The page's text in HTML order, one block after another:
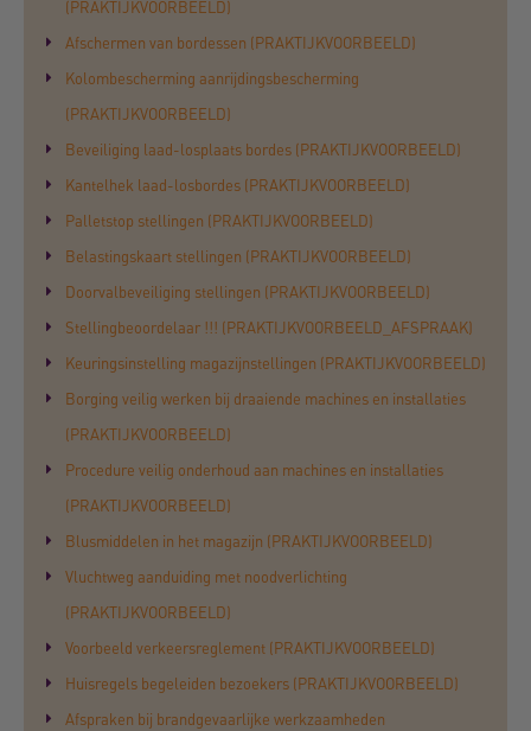
(PRAKTIJKVOORBEELD)
Afschermen van bordessen (PRAKTIJKVOORBEELD)
Kolombescherming aanrijdingsbescherming
(PRAKTIJKVOORBEELD)
Beveiliging laad-losplaats bordes (PRAKTIJKVOORBEELD)
Kantelhek laad-losbordes (PRAKTIJKVOORBEELD)
Palletstop stellingen (PRAKTIJKVOORBEELD)
Belastingskaart stellingen (PRAKTIJKVOORBEELD)
Doorvalbeveiliging stellingen (PRAKTIJKVOORBEELD)
Stellingbeoordelaar !!! (PRAKTIJKVOORBEELD_AFSPRAAK)
Keuringsinstelling magazijnstellingen (PRAKTIJKVOORBEELD)
Borging veilig werken bij draaiende machines en installaties
(PRAKTIJKVOORBEELD)
Procedure veilig onderhoud aan machines en installaties
(PRAKTIJKVOORBEELD)
Blusmiddelen in het magazijn (PRAKTIJKVOORBEELD)
Vluchtweg aanduiding met noodverlichting
(PRAKTIJKVOORBEELD)
Voorbeeld verkeersreglement (PRAKTIJKVOORBEELD)
Huisregels begeleiden bezoekers (PRAKTIJKVOORBEELD)
Afspraken bij brandgevaarlijke werkzaamheden